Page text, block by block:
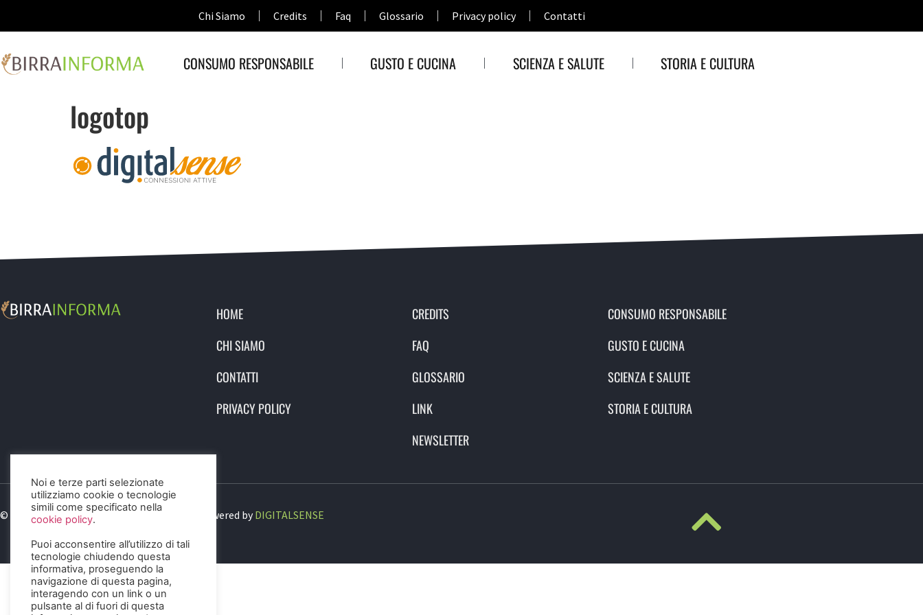
Chi Siamo Credits Faq Glossario Privacy policy Contatti
CONSUMO RESPONSABILE GUSTO E CUCINA SCIENZA E SALUTE STORIA E CULTURA
logotop
HOME
CHI SIAMO
CONTATTI
PRIVACY POLICY
CREDITS
FAQ
GLOSSARIO
LINK
NEWSLETTER
CONSUMO RESPONSABILE
GUSTO E CUCINA
SCIENZA E SALUTE
STORIA E CULTURA
© 2023 Birra Informa. All Rights Reserved. Powered byDIGITALSENSE
Noi e terze parti selezionate
utilizziamo cookie o tecnologie
simili come specificato nella
cookie policy.
Puoi acconsentire all’utilizzo di tali
tecnologie chiudendo questa
informativa, proseguendo la
navigazione di questa pagina,
interagendo con un link o un
pulsante al di fuori di questa